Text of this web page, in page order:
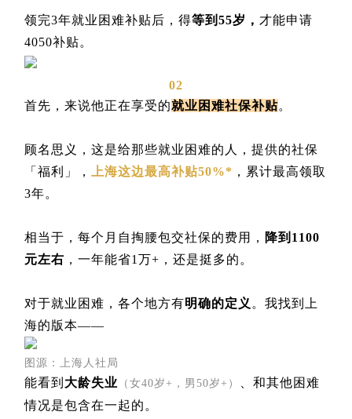
领完3年就业困难补贴后，得等到55岁， 才能申请
4050补贴。
02
首先，来说他正在享受的就业困难社保补贴。
顾名思义，这是给那些就业困难的人，提供的社保
「福利 」 ， 上海这边最高补贴50%* ，累计最高领取
3年。
相当于，每个月自掏腰包交社保的费用， 降到1100
元左右 ，一年能省1万+，还是挺多的。
对于就业困难，各个地方有明确的定义 。我找到上
海的版本——
图源：上海人社局
能看到 大龄失业 （女40岁+，男50岁+）
、和其他困难
情况是包含在一起的。